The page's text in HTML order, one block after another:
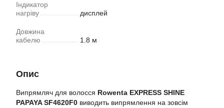
Індикатор
нагріву
дисплей
Довжина
кабелю
1.8 м
Опис
Випрямляч для волосся Rowenta EXPRESS SHINE
PAPAYA SF4620F0 виводить випрямлення на зовсім